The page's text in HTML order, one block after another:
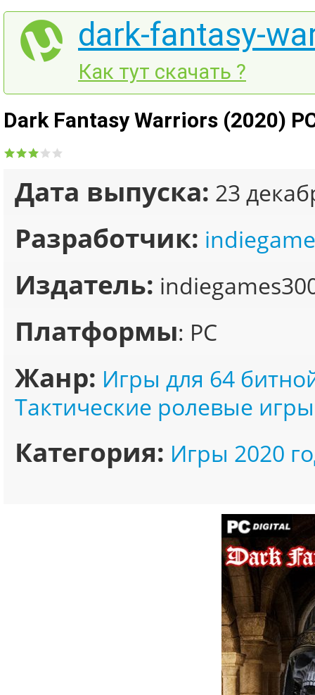
dark-fantasy-
Как тут скачать ?
Dark Fantasy Warriors (2020)
Дата выпуска: 23
Разработчик:
Издатель:
Платформы: PC
Жанр: Игры для 64
Тактические ролевые игры
Категория: Игры 2020